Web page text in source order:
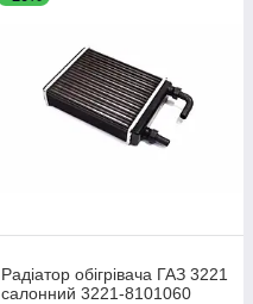
Радіатор обігрівача ГАЗ 3221
салонний 3221-8101060